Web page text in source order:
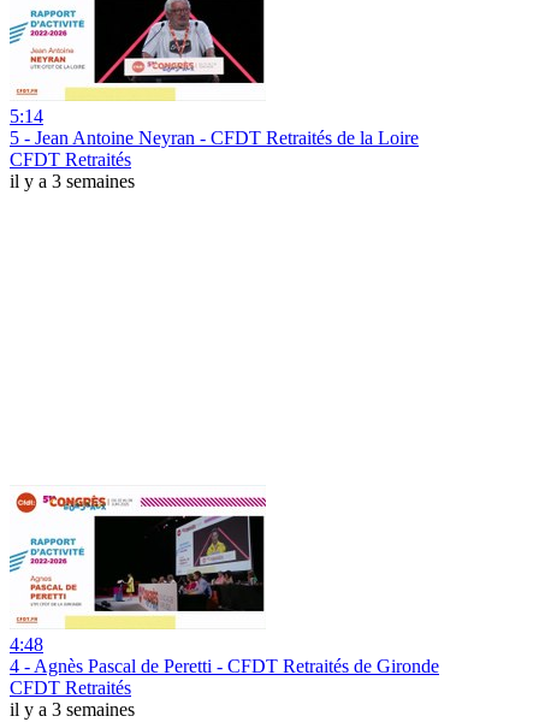
5:14
5 - Jean Antoine Neyran - CFDT Retraités de la Loire
CFDT Retraités
il y a 3 semaines
4:48
4 - Agnès Pascal de Peretti - CFDT Retraités de Gironde
CFDT Retraités
il y a 3 semaines